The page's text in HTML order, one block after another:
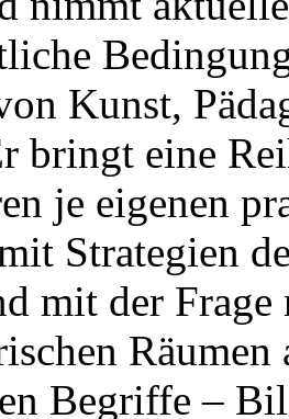
Kunst,
bringt eine
je eigenen
Strategien
mit der
Räumen
Begriffe –